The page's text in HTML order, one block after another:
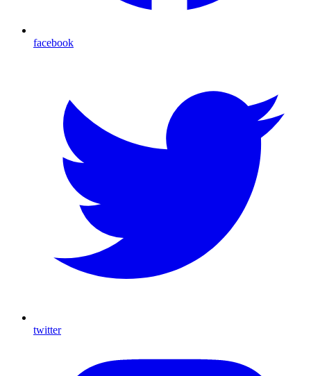
facebook
twitter